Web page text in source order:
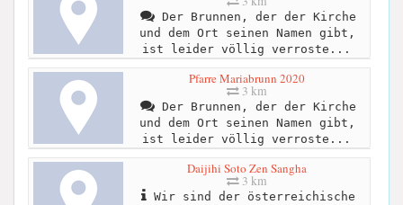
Der Brunnen, der der Kirche
und dem Ort seinen Namen gibt,
ist leider völlig verroste...
Pfarre Mariabrunn 2020
3 km
Der Brunnen, der der Kirche
und dem Ort seinen Namen gibt,
ist leider völlig verroste...
Daijihi Soto Zen Sangha
3 km
Wir sind der österreichische